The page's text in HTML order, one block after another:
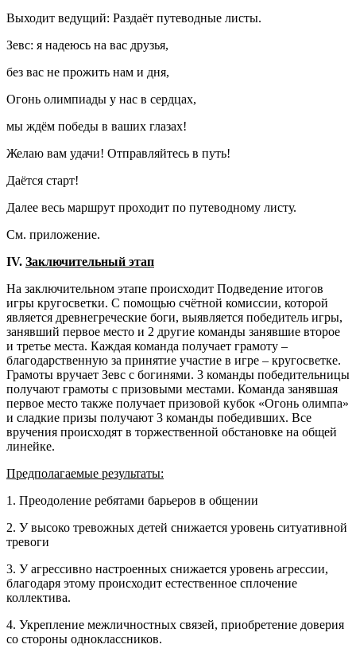
Выходит ведущий: Раздаёт путеводные листы.
Зевс: я надеюсь на вас друзья,
без вас не прожить нам и дня,
Огонь олимпиады у нас в сердцах,
мы ждём победы в ваших глазах!
Желаю вам удачи! Отправляйтесь в путь!
Даётся старт!
Далее весь маршрут проходит по путеводному листу.
См. приложение.
IV. Заключительный этап
На заключительном этапе происходит Подведение итогов
игры кругосветки. С помощью счётной комиссии, которой
является древнегреческие боги, выявляется победитель игры,
занявший первое место и 2 другие команды занявшие второе
и третье места. Каждая команда получает грамоту –
благодарственную за принятие участие в игре – кругосветке.
Грамоты вручает Зевс с богинями. 3 команды победительницы
получают грамоты с призовыми местами. Команда занявшая
первое место также получает призовой кубок «Огонь олимпа»
и сладкие призы получают 3 команды победивших. Все
вручения происходят в торжественной обстановке на общей
линейке.
Предполагаемые результаты:
1. Преодоление ребятами барьеров в общении
2. У высоко тревожных детей снижается уровень ситуативной
тревоги
3. У агрессивно настроенных снижается уровень агрессии,
благодаря этому происходит естественное сплочение
коллектива.
4. Укрепление межличностных связей, приобретение доверия
со стороны одноклассников.